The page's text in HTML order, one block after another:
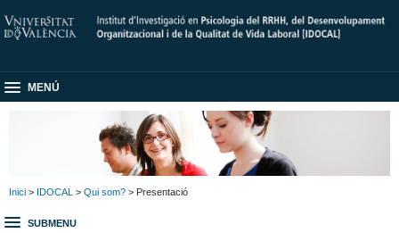
MENÚ
Inici > IDOCAL > Qui som? > Presentació
SUBMENU